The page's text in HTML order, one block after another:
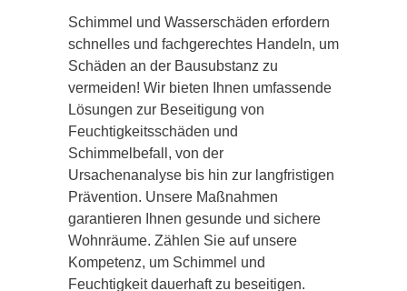
Schimmel und Wasserschäden erfordern
schnelles und fachgerechtes Handeln, um
Schäden an der Bausubstanz zu
vermeiden! Wir bieten Ihnen umfassende
Lösungen zur Beseitigung von
Feuchtigkeitsschäden und
Schimmelbefall, von der
Ursachenanalyse bis hin zur langfristigen
Prävention. Unsere Maßnahmen
garantieren Ihnen gesunde und sichere
Wohnräume. Zählen Sie auf unsere
Kompetenz, um Schimmel und
Feuchtigkeit dauerhaft zu beseitigen.